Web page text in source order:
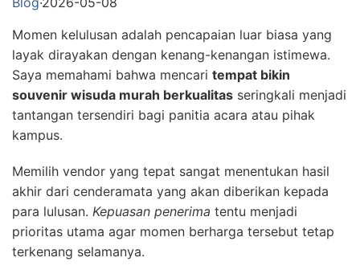
Momen kelulusan adalah pencapaian luar biasa yang
layak dirayakan dengan kenang-kenangan istimewa.
Saya memahami bahwa mencari tempat bikin
souvenir wisuda murah berkualitas seringkali menjadi
tantangan tersendiri bagi panitia acara atau pihak
kampus.
Memilih vendor yang tepat sangat menentukan hasil
akhir dari cenderamata yang akan diberikan kepada
para lulusan. Kepuasan penerima tentu menjadi
prioritas utama agar momen berharga tersebut tetap
terkenang selamanya.